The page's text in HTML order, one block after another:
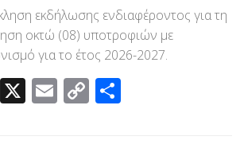
εκδήλωσης ενδιαφέροντος για τη
οκτώ (08) υποτροφιών με
για το έτος 2026-2027.
Facebook
X Email
Copy